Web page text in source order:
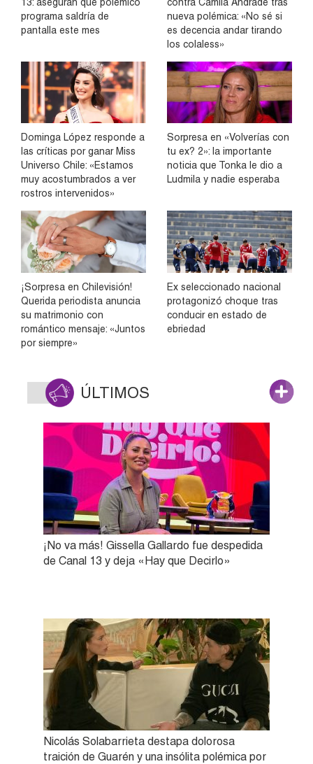
programa saldría de
pantalla este mes
nueva polémica: «No sé si
es decencia andar tirando
los colaless»
Dominga López responde a
las críticas por ganar Miss
Universo Chile: «Estamos
muy acostumbrados a ver
rostros intervenidos»
Sorpresa en «Volverías con
tu ex? 2»: la importante
noticia que Tonka le dio a
Ludmila y nadie esperaba
¡Sorpresa en Chilevisión!
Querida periodista anuncia
su matrimonio con
romántico mensaje: «Juntos
por siempre»
Ex seleccionado nacional
protagonizó choque tras
conducir en estado de
ebriedad
ÚLTIMOS
¡No va más! Gissella Gallardo fue despedida
de Canal 13 y deja «Hay que Decirlo»
Nicolás Solabarrieta destapa dolorosa
traición de Guarén y una insólita polémica por